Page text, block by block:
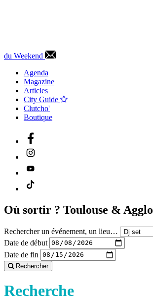
du Weekend
Agenda
Magazine
Articles
City Guide
Clutcho'
Boutique
Où sortir ? Toulouse & Agglo
Rechercher un événement, un lieu…
Date de début
Date de fin
Rechercher
Recherche